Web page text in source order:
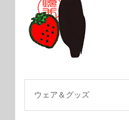
ウェア＆グッズ